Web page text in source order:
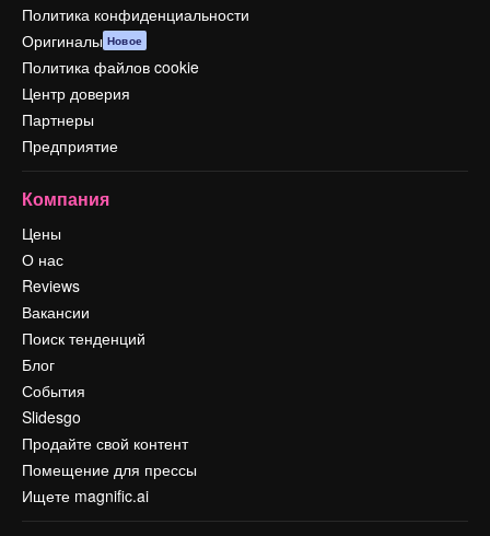
Политика конфиденциальности
Оригиналы Новое
Политика файлов cookie
Центр доверия
Партнеры
Предприятие
Компания
Цены
О нас
Reviews
Вакансии
Поиск тенденций
Блог
События
Slidesgo
Продайте свой контент
Помещение для прессы
Ищете magnific.ai